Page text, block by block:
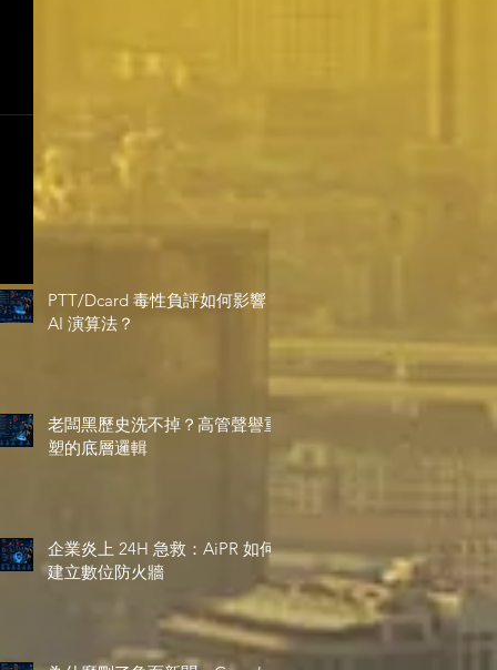
PTT/Dcard 毒性負評如何影響
AI 演算法？
老闆黑歷史洗不掉？高管聲譽重
塑的底層邏輯
企業炎上 24H 急救：AiPR 如何
建立數位防火牆